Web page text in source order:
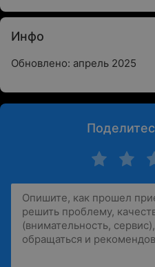
Инфо
Обновлено: апрель 2025